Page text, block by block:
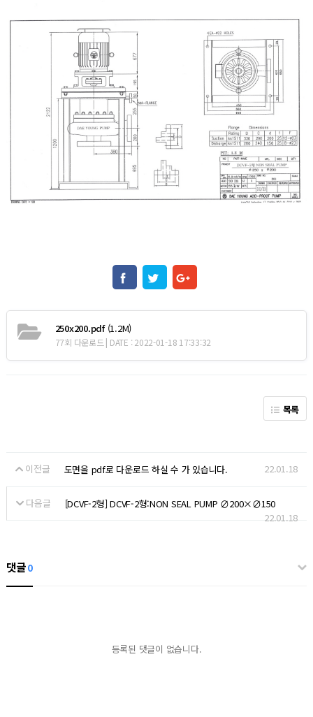
250x200.pdf(1.2M)
77회 다운로드 | DATE : 2022-01-18 17:33:32
목록
이전글 도면을 pdf로 다운로드 하실 수 가 있습니다. 22.01.18
다음글
[DCVF-2형] DCVF-2형:NON SEAL PUMP ∅200×∅150
22.01.18
댓글0
등록된 댓글이 없습니다.